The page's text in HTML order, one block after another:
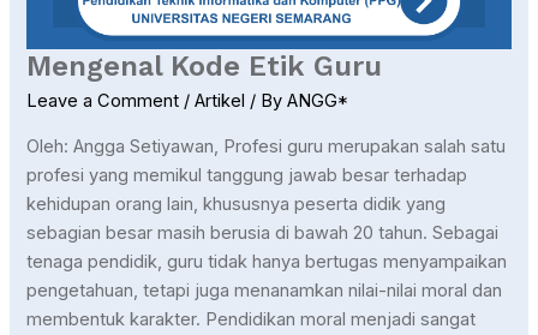
Mengenal Kode Etik Guru
Leave a Comment /Artikel / ByANGG*
Oleh: Angga Setiyawan, Profesi guru merupakan salah satu
profesi yang memikul tanggung jawab besar terhadap
kehidupan orang lain, khususnya peserta didik yang
sebagian besar masih berusia di bawah 20 tahun. Sebagai
tenaga pendidik, guru tidak hanya bertugas menyampaikan
pengetahuan, tetapi juga menanamkan nilai-nilai moral dan
membentuk karakter. Pendidikan moral menjadi sangat